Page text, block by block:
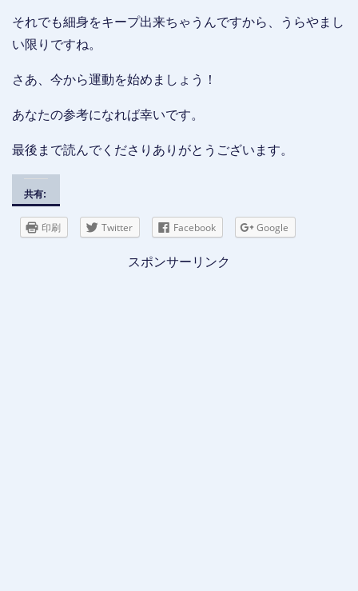
それでも細身をキープ出来ちゃうんですから、うらやまし
い限りですね。
さあ、今から運動を始めましょう！
あなたの参考になれば幸いです。
最後まで読んでくださりありがとうございます。
共有:
印刷 Twitter Facebook Google
スポンサーリンク